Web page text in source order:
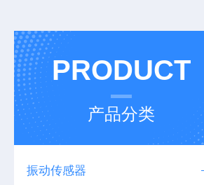
PRODUCT
产品分类
振动传感器